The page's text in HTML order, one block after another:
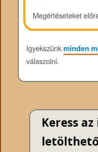
Megértéseteket
Igyekszünkminden
válaszolni.
Keress